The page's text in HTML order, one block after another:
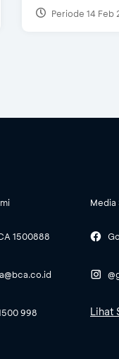
Periode 14 Feb
1500888
998
Media
Lihat